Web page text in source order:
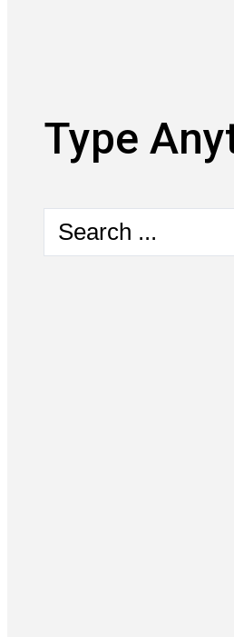
Type
Search
...